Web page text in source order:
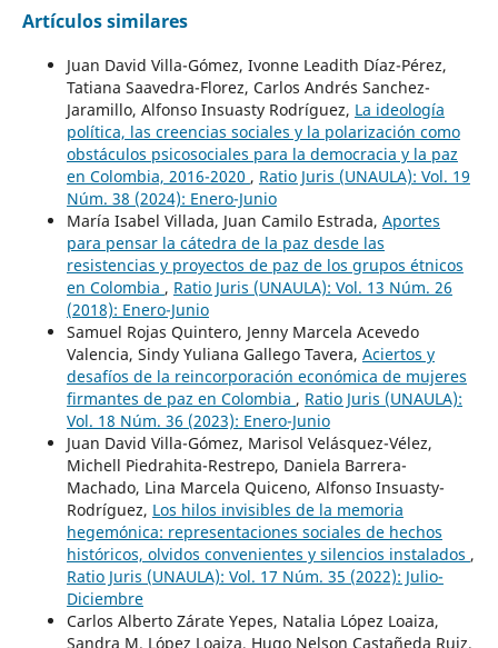
Artículos similares
Juan David Villa-Gómez, Ivonne Leadith Díaz-Pérez,
Tatiana Saavedra-Florez, Carlos Andrés Sanchez-
Jaramillo, Alfonso Insuasty Rodríguez, La ideología
política, las creencias sociales y la polarización como
obstáculos psicosociales para la democracia y la paz
en Colombia, 2016-2020 , Ratio Juris (UNAULA): Vol. 19
Núm. 38 (2024): Enero-Junio
María Isabel Villada, Juan Camilo Estrada, Aportes
para pensar la cátedra de la paz desde las
resistencias y proyectos de paz de los grupos étnicos
en Colombia , Ratio Juris (UNAULA): Vol. 13 Núm. 26
(2018): Enero-Junio
Samuel Rojas Quintero, Jenny Marcela Acevedo
Valencia, Sindy Yuliana Gallego Tavera, Aciertos y
desafíos de la reincorporación económica de mujeres
firmantes de paz en Colombia , Ratio Juris (UNAULA):
Vol. 18 Núm. 36 (2023): Enero-Junio
Juan David Villa-Gómez, Marisol Velásquez-Vélez,
Michell Piedrahita-Restrepo, Daniela Barrera-
Machado, Lina Marcela Quiceno, Alfonso Insuasty-
Rodríguez, Los hilos invisibles de la memoria
hegemónica: representaciones sociales de hechos
históricos, olvidos convenientes y silencios instalados ,
Ratio Juris (UNAULA): Vol. 17 Núm. 35 (2022): Julio-
Diciembre
Carlos Alberto Zárate Yepes, Natalia López Loaiza,
Sandra M. López Loaiza, Hugo Nelson Castañeda Ruiz,